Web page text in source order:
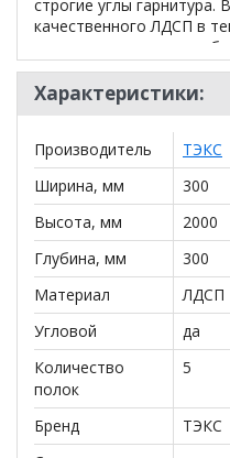
строгие углы гарнитура.
качественного ЛДСП в
древесном оттенке
торцевой стеллаж
визуального уюта. При
(ширина всего 300 мм,
мм) конструкция
вместительностью. Пять
(скругленных) полок
удобный доступ к вещам,
красивой демонстрации
коллекционных
наград или интерьерного
Вес, кг 18.8
Объем, м3 0.045
*Дополнительную
Колибри лофт Угловой
у нашего менеджера по
Характеристики:
Производитель
ТЭКС
Ширина, мм
300
Высота, мм
2000
Глубина, мм
300
Материал
ЛДСП
Угловой
да
Количество
полок
5
Бренд
ТЭКС